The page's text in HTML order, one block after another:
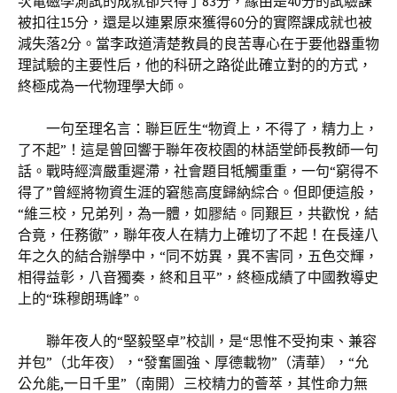
被扣往15分，還是以連累原來獲得60分的實際課成就也被
減失落2分。當李政道清楚教員的良苦專心在于要他器重物
理試驗的主要性后，他的科研之路從此確立對的的方式，
終極成為一代物理學大師。
一句至理名言：聯巨匠生“物資上，不得了，精力上，
了不起”！這是曾回響于聯年夜校園的林語堂師長教師一句
話。戰時經濟嚴重遲滯，社會題目牴觸重重，一句“窮得不
得了”曾經將物資生涯的窘態高度歸納綜合。但即便這般，
“維三校，兄弟列，為一體，如膠結。同艱巨，共歡悅，結
合竟，任務徹”，聯年夜人在精力上確切了不起！在長達八
年之久的結合辦學中，“同不妨異，異不害同，五色交輝，
相得益彰，八音獨奏，終和且平”，終極成績了中國教導史
上的“珠穆朗瑪峰”。
聯年夜人的“堅毅堅卓”校訓，是“思惟不受拘束、兼容
并包”（北年夜），“發奮圖強、厚德載物”（清華），“允
公允能,一日千里”（南開）三校精力的薈萃，其性命力無